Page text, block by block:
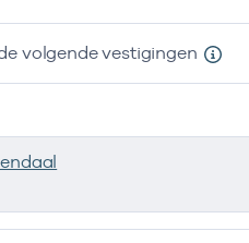
volgende vestigingen
vestigingen